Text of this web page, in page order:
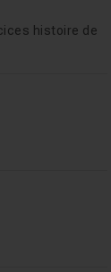
histoire de